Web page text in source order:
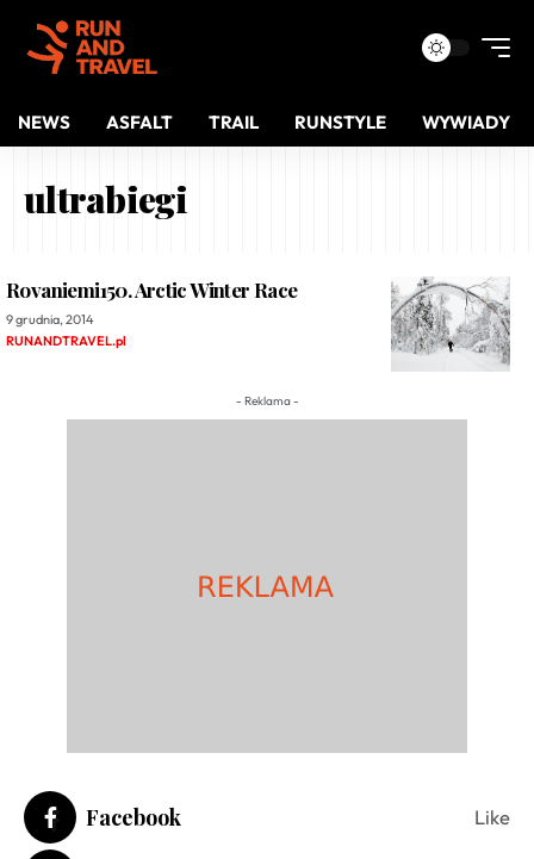
NEWS ASFALT TRAIL RUNSTYLE WYWIADY
ultrabiegi
Rovaniemi150. Arctic Winter Race
9 grudnia, 2014
RUNANDTRAVEL.pl
- Reklama -
Facebook Like